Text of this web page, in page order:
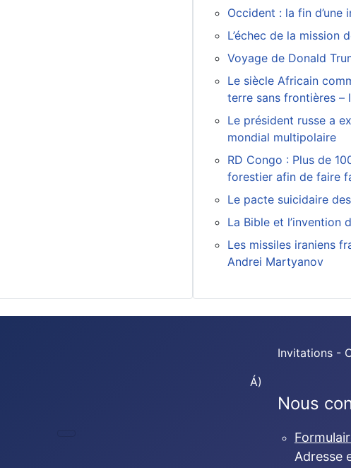
Occident : la fin d’une
L’échec de la mission
Voyage de Donald
Le siècle Africain
terre sans frontières –
Le président russe a
mondial multipolaire
RD Congo : Plus de
forestier afin de faire
Le pacte suicidaire
La Bible et l’invention
Les missiles iraniens
Andrei Martyanov
Invitations -
Á)
Nous
Adresse